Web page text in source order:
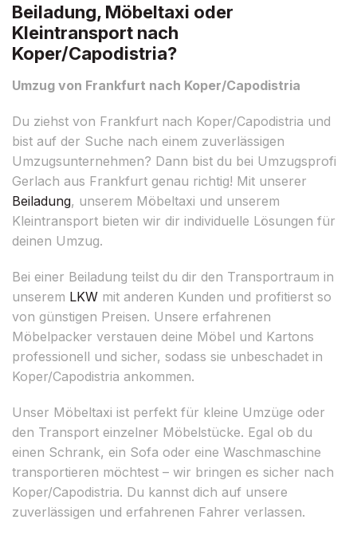
Beiladung, Möbeltaxi oder
Kleintransport nach
Koper/Capodistria?
Umzug von Frankfurt nach Koper/Capodistria
Du ziehst von Frankfurt nach Koper/Capodistria und
bist auf der Suche nach einem zuverlässigen
Umzugsunternehmen? Dann bist du bei Umzugsprofi
Gerlach aus Frankfurt genau richtig! Mit unserer
Beiladung, unserem Möbeltaxi und unserem
Kleintransport bieten wir dir individuelle Lösungen für
deinen Umzug.
Bei einer Beiladung teilst du dir den Transportraum in
unserem LKW mit anderen Kunden und profitierst so
von günstigen Preisen. Unsere erfahrenen
Möbelpacker verstauen deine Möbel und Kartons
professionell und sicher, sodass sie unbeschadet in
Koper/Capodistria ankommen.
Unser Möbeltaxi ist perfekt für kleine Umzüge oder
den Transport einzelner Möbelstücke. Egal ob du
einen Schrank, ein Sofa oder eine Waschmaschine
transportieren möchtest – wir bringen es sicher nach
Koper/Capodistria. Du kannst dich auf unsere
zuverlässigen und erfahrenen Fahrer verlassen.